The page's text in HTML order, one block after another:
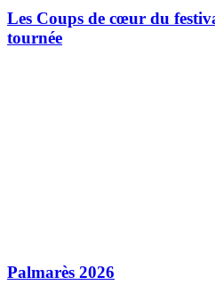
Les Coups de cœur du
tournée
Palmarès 2026